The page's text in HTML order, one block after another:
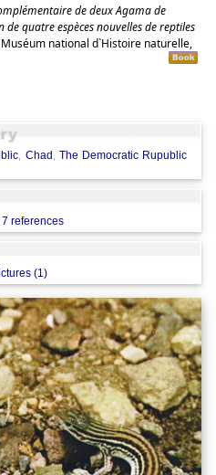
de deux Agama de
quatre espèces nouvelles de reptiles
national d`Histoire naturelle,
, Chad, The Democratic Rupublic
references
(1)